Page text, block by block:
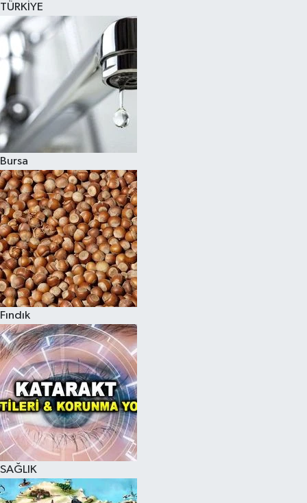
TÜRKİYE
Bursa
Fındık
SAĞLIK